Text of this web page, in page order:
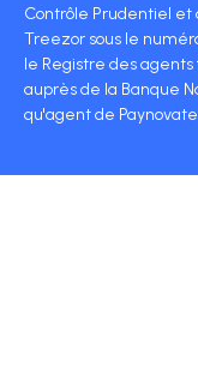
Contrôle Prudentiel et
Treezor sous le
le Registre des
auprès de la Banque
qu'agent de Paynovate